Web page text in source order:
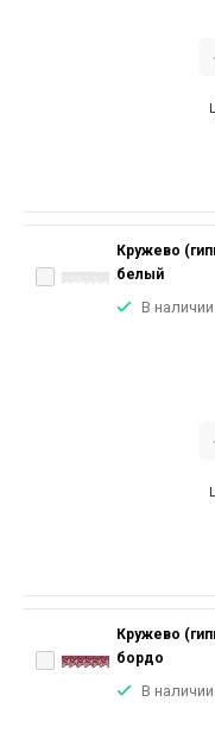
Кружево
белый
В наличии
Кружево
бордо
В наличии